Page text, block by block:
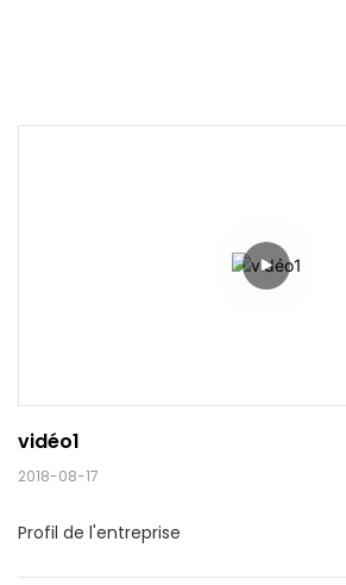
vidéo1
2018-08-17
Profil de l'entreprise